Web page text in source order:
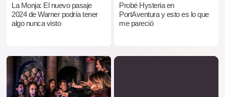
La Monja: El nuevo pasaje
2024 de Warner podría tener
algo nunca visto
Probé Hysteria en
PortAventura y esto es lo que
me pareció